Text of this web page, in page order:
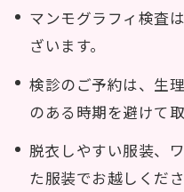
マンモグラフィ検査
ざいます。
検診のご予約は、生
のある時期を避けて
脱衣しやすい服装、
た服装でお越しくださ